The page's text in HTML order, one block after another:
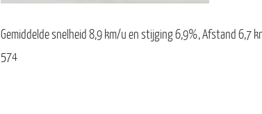
Gemiddelde snelheid 8,9 km/u en stijging 6,9%, Afstand 6,7
574